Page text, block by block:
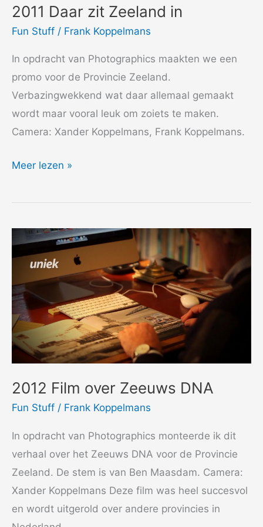
2011 Daar zit Zeeland in
Fun Stuff / Frank Koppelmans
In opdracht van Photographics maakten we een
promo voor de Provincie Zeeland.
Verbazingwekkend wat daar allemaal gemaakt
wordt maar vooral leuk om zoiets te maken.
Camera: Xander Koppelmans, Frank Koppelmans.
2011
zit
Meer lezen »
2012 Film over Zeeuws DNA
Fun Stuff / Frank Koppelmans
In opdracht van Photographics monteerde ik dit
verhaal over het Zeeuws DNA voor de Provincie
Zeeland. De stem is van Ben Maasdam. Camera:
Xander Koppelmans Deze film was heel succesvol
en wordt uitgerold over andere provincies in